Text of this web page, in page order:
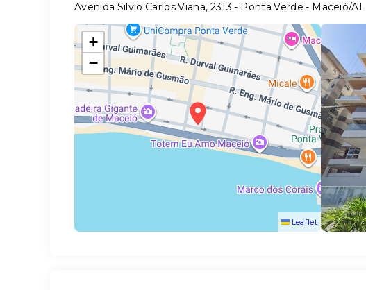
Avenida Silvio Carlos Viana, 2313 - Ponta Verde - Maceió/AL
+
−
Leaflet